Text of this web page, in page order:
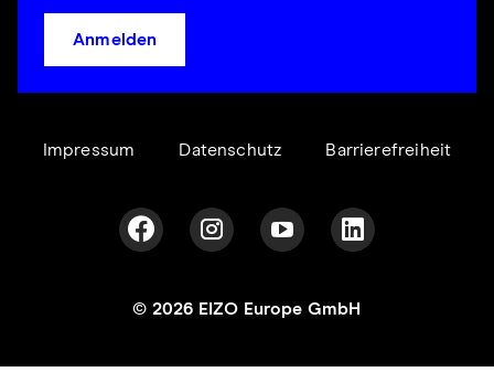
Anmelden
Impressum Datenschutz Barrierefreiheit
© 2026 EIZO Europe GmbH